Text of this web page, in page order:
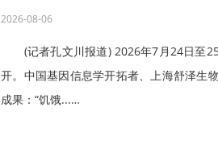
2026-08-06
(记者孔文川报道) 2026年7月24日至25
开。中国基因信息学开拓者、上海舒泽生
成果：“饥饿...…